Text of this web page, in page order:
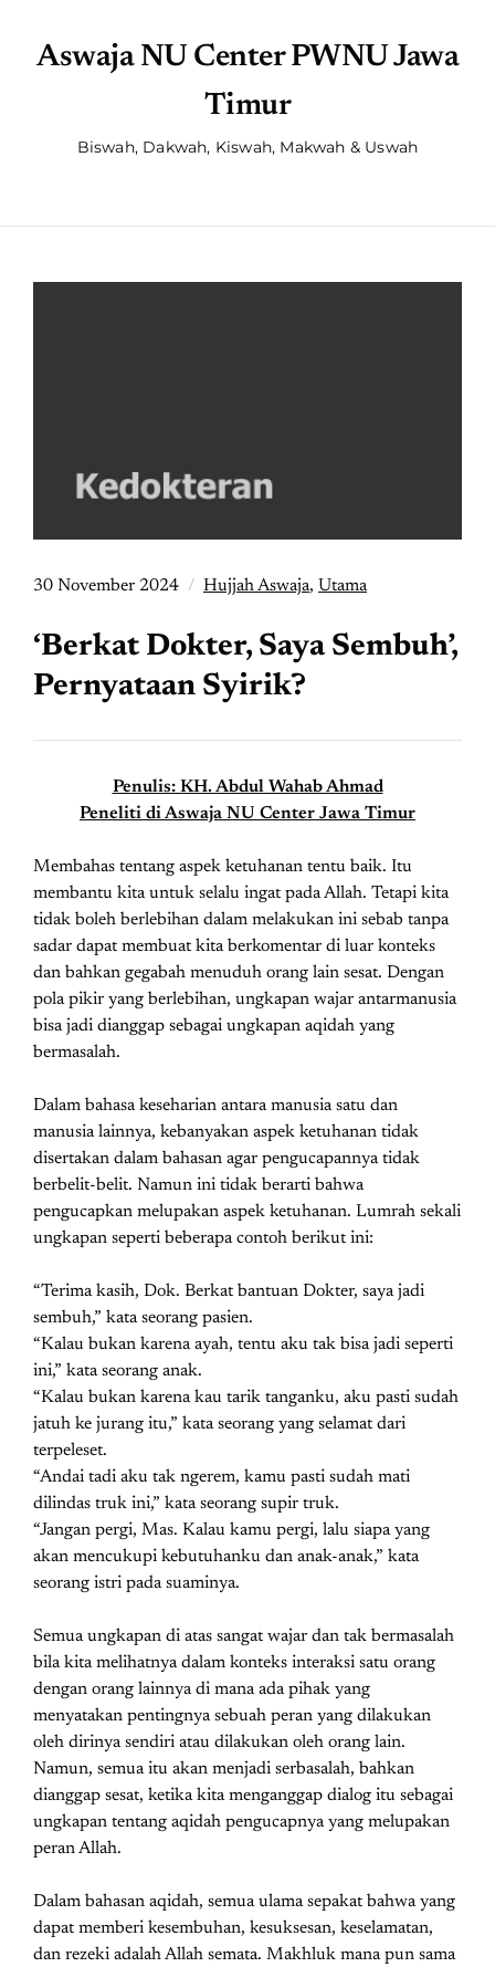
Aswaja NU Center PWNU Jawa
Timur
Biswah, Dakwah, Kiswah, Makwah & Uswah
30 November 2024 Hujjah Aswaja, Utama
‘Berkat Dokter, Saya Sembuh’,
Pernyataan Syirik?
Penulis: KH. Abdul Wahab Ahmad
Peneliti di Aswaja NU Center Jawa Timur
Membahas tentang aspek ketuhanan tentu baik. Itu
membantu kita untuk selalu ingat pada Allah. Tetapi kita
tidak boleh berlebihan dalam melakukan ini sebab tanpa
sadar dapat membuat kita berkomentar di luar konteks
dan bahkan gegabah menuduh orang lain sesat. Dengan
pola pikir yang berlebihan, ungkapan wajar antarmanusia
bisa jadi dianggap sebagai ungkapan aqidah yang
bermasalah.
Dalam bahasa keseharian antara manusia satu dan
manusia lainnya, kebanyakan aspek ketuhanan tidak
disertakan dalam bahasan agar pengucapannya tidak
berbelit-belit. Namun ini tidak berarti bahwa
pengucapkan melupakan aspek ketuhanan. Lumrah sekali
ungkapan seperti beberapa contoh berikut ini:
“Terima kasih, Dok. Berkat bantuan Dokter, saya jadi
sembuh,” kata seorang pasien.
“Kalau bukan karena ayah, tentu aku tak bisa jadi seperti
ini,” kata seorang anak.
“Kalau bukan karena kau tarik tanganku, aku pasti sudah
jatuh ke jurang itu,” kata seorang yang selamat dari
terpeleset.
“Andai tadi aku tak ngerem, kamu pasti sudah mati
dilindas truk ini,” kata seorang supir truk.
“Jangan pergi, Mas. Kalau kamu pergi, lalu siapa yang
akan mencukupi kebutuhanku dan anak-anak,” kata
seorang istri pada suaminya.
Semua ungkapan di atas sangat wajar dan tak bermasalah
bila kita melihatnya dalam konteks interaksi satu orang
dengan orang lainnya di mana ada pihak yang
menyatakan pentingnya sebuah peran yang dilakukan
oleh dirinya sendiri atau dilakukan oleh orang lain.
Namun, semua itu akan menjadi serbasalah, bahkan
dianggap sesat, ketika kita menganggap dialog itu sebagai
ungkapan tentang aqidah pengucapnya yang melupakan
peran Allah.
Dalam bahasan aqidah, semua ulama sepakat bahwa yang
dapat memberi kesembuhan, kesuksesan, keselamatan,
dan rezeki adalah Allah semata. Makhluk mana pun sama